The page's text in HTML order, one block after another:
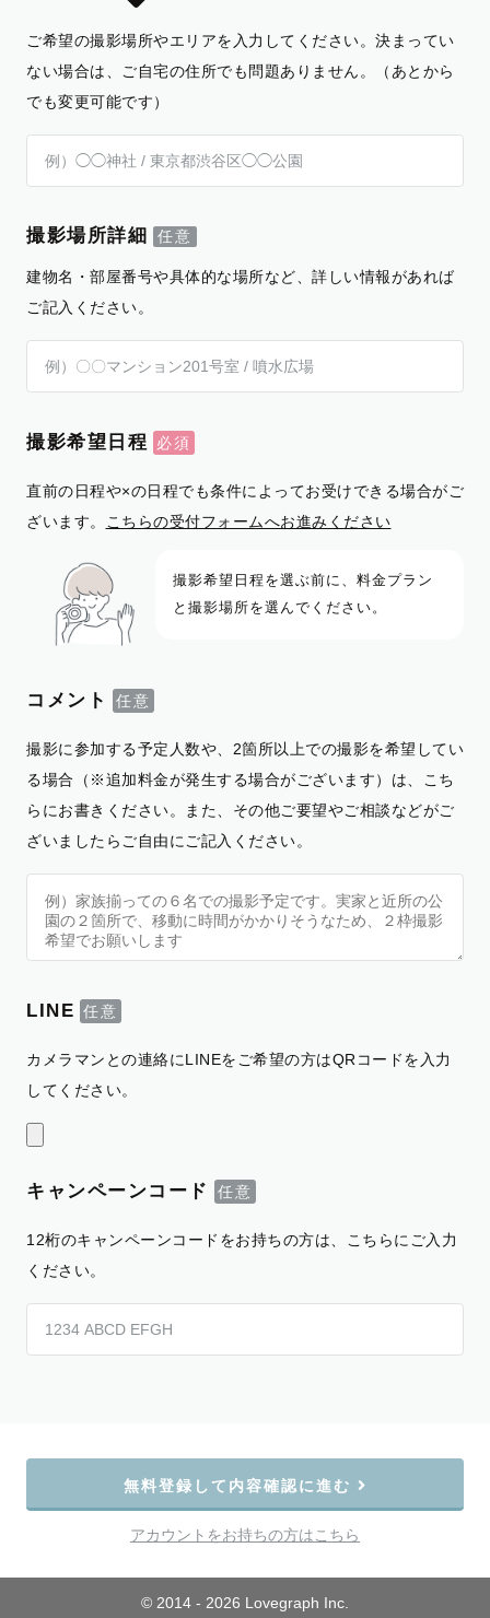
ご希望の撮影場所やエリアを入力してください。決まってい
ない場合は、ご自宅の住所でも問題ありません。（あとから
でも変更可能です）
撮影場所詳細
建物名・部屋番号や具体的な場所など、詳しい情報があれば
ご記入ください。
撮影希望日程
直前の日程や×の日程でも条件によってお受けできる場合がご
ざいます。
こちらの受付フォームへお進みください
撮影希望日程を選ぶ前に、料金プラン
と撮影場所を選んでください。
コメント
撮影に参加する予定人数や、2箇所以上での撮影を希望してい
る場合（※追加料金が発生する場合がございます）は、こち
らにお書きください。また、その他ご要望やご相談などがご
ざいましたらご自由にご記入ください。
LINE
カメラマンとの連絡にLINEをご希望の方はQRコードを入力
してください。
キャンペーンコード
12桁のキャンペーンコードをお持ちの方は、こちらにご入力
ください。
無料登録して内容確認に進む
アカウントをお持ちの方はこちら
© 2014 - 2026 Lovegraph Inc.